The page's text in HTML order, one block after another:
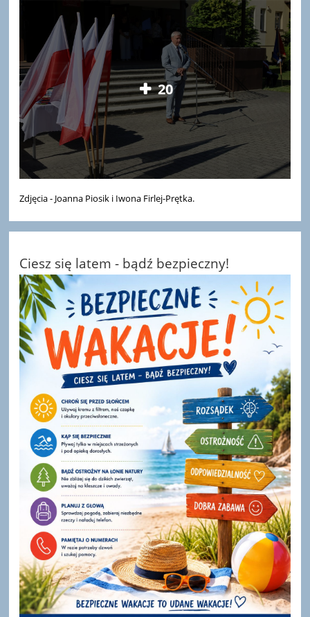
20
Zdjęcia - Joanna Piosik i Iwona Firlej-Prętka.
Ciesz się latem - bądź bezpieczny!